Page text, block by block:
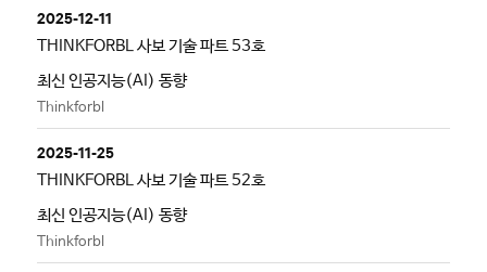
2025-12-11
THINKFORBL 사보 기술 파트 53호
최신 인공지능(AI) 동향
Thinkforbl
2025-11-25
THINKFORBL 사보 기술 파트 52호
최신 인공지능(AI) 동향
Thinkforbl